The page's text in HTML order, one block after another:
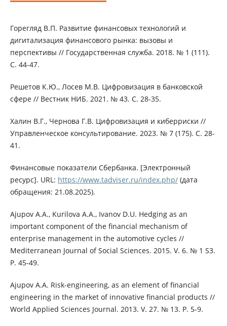
Горегляд В.П. Развитие финансовых технологий и
дигитализация финансового рынка: вызовы и
перспективы // Государственная служба. 2018. № 1 (111).
С. 44-47.
Решетов К.Ю., Лосев М.В. Цифровизация в банковской
сфере // Вестник НИБ. 2021. № 43. С. 28-35.
Халин В.Г., Чернова Г.В. Цифровизация и киберриски //
Управленческое консультирование. 2023. № 7 (175). С. 28-
41.
Финансовые показатели Сбербанка. [Электронный
ресурс]. URL: https://www.tadviser.ru/index.php/(дата
обращения: 21.08.2025).
Ajupov A.A., Kurilova A.A., Ivanov D.U. Hedging as an
important component of the financial mechanism of
enterprise management in the automotive cycles //
Mediterranean Journal of Social Sciences. 2015. V. 6. № 1 S3.
P. 45-49.
Ajupov A.A. Risk-engineering, as an element of financial
engineering in the market of innovative financial products //
World Applied Sciences Journal. 2013. V. 27. № 13. P. 5-9.